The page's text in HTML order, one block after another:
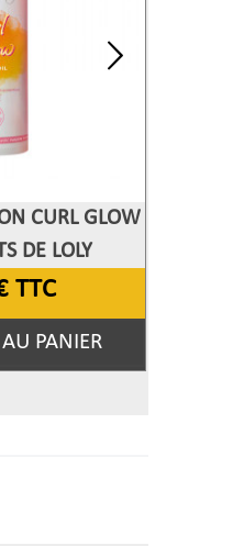
CURL GLOW
DE LOLY
TTC
PANIER